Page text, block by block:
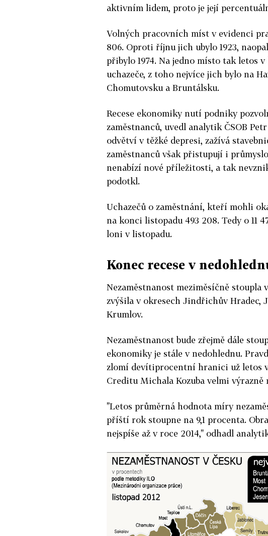
aktivním lidem, proto je její
Volných pracovních míst v evidenci
806. Oproti říjnu jich ubylo 1923,
přibylo 1974. Na jedno místo tak letos
uchazeče, z toho nejvíce jich bylo na
Chomutovsku a Bruntálsku.
Recese ekonomiky nutí podniky
zaměstnanců, uvedl analytik ČSOB
odvětví v těžké depresi, zažívá
zaměstnanců však přistupují i
nenabízí nové příležitosti, a tak
podotkl.
Uchazečů o zaměstnání, kteří mohli
na konci listopadu 493 208. Tedy o 11
loni v listopadu.
Konec recese v
Nezaměstnanost meziměsíčně stoupla
zvýšila v okresech Jindřichův Hradec,
Krumlov.
Nezaměstnanost bude zřejmě dále
ekonomiky je stále v nedohlednu.
zlomí devítiprocentní hranici už letos
Creditu Michala Kozuba velmi výrazně
"Letos průměrná hodnota míry
příští rok stoupne na 9,1 procenta.
nejspíše až v roce 2014," odhadl